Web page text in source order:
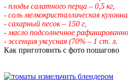
- плоды салатного перца – 0,5 кг,
- соль мелкокристаллическая
- сахарный песок – 150 г,
- масло подсолнечное
- эссенция уксусная (70% – 1 ст. л.
Как приготовить с фото пошагово